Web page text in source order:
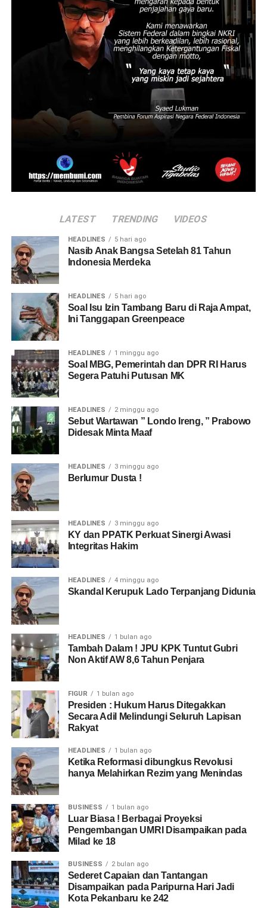
LATEST TRENDING VIDEOS
HEADLINES 5 hari ago
Nasib Anak Bangsa Setelah 81 Tahun
Indonesia Merdeka
HEADLINES 5 hari ago
Soal Isu Izin Tambang Baru di Raja Ampat,
Ini Tanggapan Greenpeace
HEADLINES 1 minggu ago
Soal MBG, Pemerintah dan DPR RI Harus
Segera Patuhi Putusan MK
HEADLINES 2 minggu ago
Sebut Wartawan ” Londo Ireng, ” Prabowo
Didesak Minta Maaf
HEADLINES 3 minggu ago
Berlumur Dusta !
HEADLINES 3 minggu ago
KY dan PPATK Perkuat Sinergi Awasi
Integritas Hakim
HEADLINES 4 minggu ago
Skandal Kerupuk Lado Terpanjang Didunia
HEADLINES 1 bulan ago
Tambah Dalam ! JPU KPK Tuntut Gubri
Non Aktif AW 8,6 Tahun Penjara
FIGUR 1 bulan ago
Presiden : Hukum Harus Ditegakkan
Secara Adil Melindungi Seluruh Lapisan
Rakyat
HEADLINES 1 bulan ago
Ketika Reformasi dibungkus Revolusi
hanya Melahirkan Rezim yang Menindas
BUSINESS 1 bulan ago
Luar Biasa ! Berbagai Proyeksi
Pengembangan UMRI Disampaikan pada
Milad ke 18
BUSINESS 2 bulan ago
Sederet Capaian dan Tantangan
Disampaikan pada Paripurna Hari Jadi
Kota Pekanbaru ke 242